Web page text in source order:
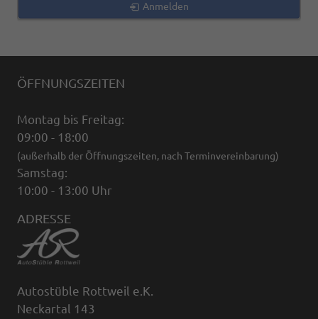
Anmelden
ÖFFNUNGSZEITEN
Montag bis Freitag:
09:00 - 18:00
(außerhalb der Öffnungszeiten, nach Terminvereinbarung)
Samstag:
10:00 - 13:00 Uhr
ADRESSE
Autostüble Rottweil e.K.
Neckartal 143